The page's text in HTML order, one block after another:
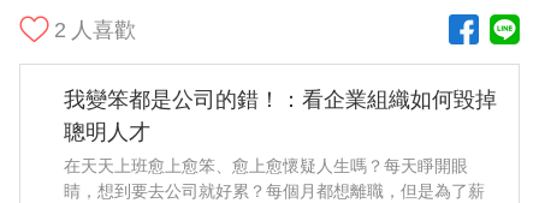
2 人喜歡
我變笨都是公司的錯！：看企業組織如何毀掉
聰明人才
在天天上班愈上愈笨、愈上愈懷疑人生嗎？每天睜開眼
睛，想到要去公司就好累？每個月都想離職，但是為了薪